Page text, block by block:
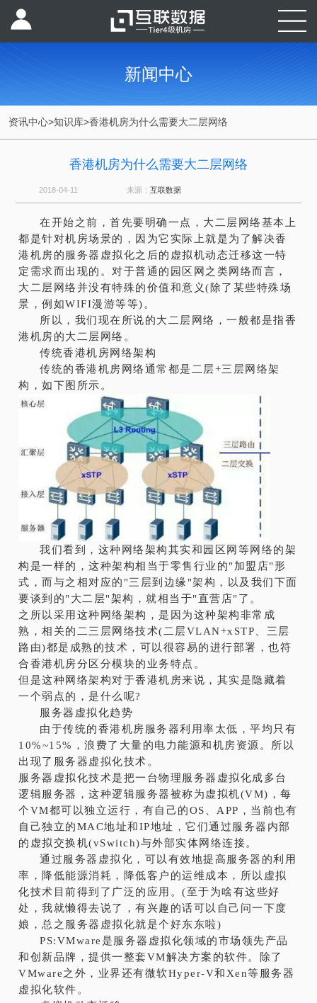
新闻中心
资讯中心>知识库>香港机房为什么需要大二层网络
香港机房为什么需要大二层网络
2018-04-11 来源： 互联数据
在开始之前，首先要明确一点，大二层网络基本上
都是针对机房场景的，因为它实际上就是为了解决香
港机房的服务器虚拟化之后的虚拟机动态迁移这一特
定需求而出现的。对于普通的园区网之类网络而言，
大二层网络并没有特殊的价值和意义(除了某些特殊场
景，例如WIFI漫游等等)。
所以，我们现在所说的大二层网络，一般都是指香
港机房的大二层网络。
传统香港机房网络架构
传统的香港机房网络通常都是二层+三层网络架
构，如下图所示。
我们看到，这种网络架构其实和园区网等网络的架
构是一样的，这种架构相当于零售行业的"加盟店"形
式，而与之相对应的"三层到边缘"架构，以及我们下面
要谈到的"大二层"架构，就相当于"直营店"了。
之所以采用这种网络架构，是因为这种架构非常成
熟，相关的二三层网络技术(二层VLAN+xSTP、三层
路由)都是成熟的技术，可以很容易的进行部署，也符
合香港机房分区分模块的业务特点。
但是这种网络架构对于香港机房来说，其实是隐藏着
一个弱点的，是什么呢?
服务器虚拟化趋势
由于传统的香港机房服务器利用率太低，平均只有
10%~15%，浪费了大量的电力能源和机房资源。所以
出现了服务器虚拟化技术。
服务器虚拟化技术是把一台物理服务器虚拟化成多台
逻辑服务器，这种逻辑服务器被称为虚拟机(VM)，每
个VM都可以独立运行，有自己的OS、APP，当前也有
自己独立的MAC地址和IP地址，它们通过服务器内部
的虚拟交换机(vSwitch)与外部实体网络连接。
通过服务器虚拟化，可以有效地提高服务器的利用
率，降低能源消耗，降低客户的运维成本，所以虚拟
化技术目前得到了广泛的应用。(至于为啥有这些好
处，我就懒得去说了，有兴趣的话可以自己问一下度
娘，总之服务器虚拟化就是个好东东啦)
PS:VMware是服务器虚拟化领域的市场领先产品
和创新品牌，提供一整套VM解决方案的软件。除了
VMware之外，业界还有微软Hyper-V和Xen等服务器
虚拟化软件。